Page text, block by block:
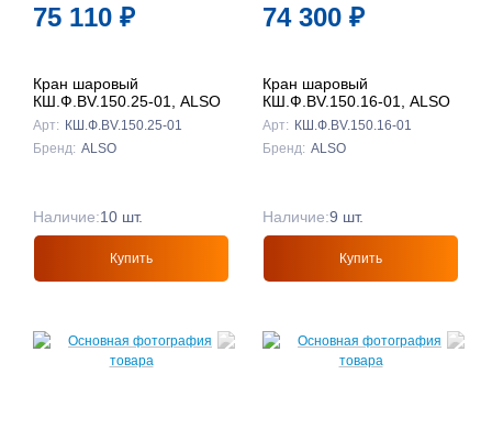
75 110 ₽
Кран шаровый
КШ.Ф.BV.150.25-01, ALSO
Арт: КШ.Ф.BV.150.25-01
Бренд: ALSO
Наличие:10 шт.
Купить
74 300 ₽
Кран шаровый
КШ.Ф.BV.150.16-01, ALSO
Арт: КШ.Ф.BV.150.16-01
Бренд: ALSO
Наличие:9 шт.
Купить